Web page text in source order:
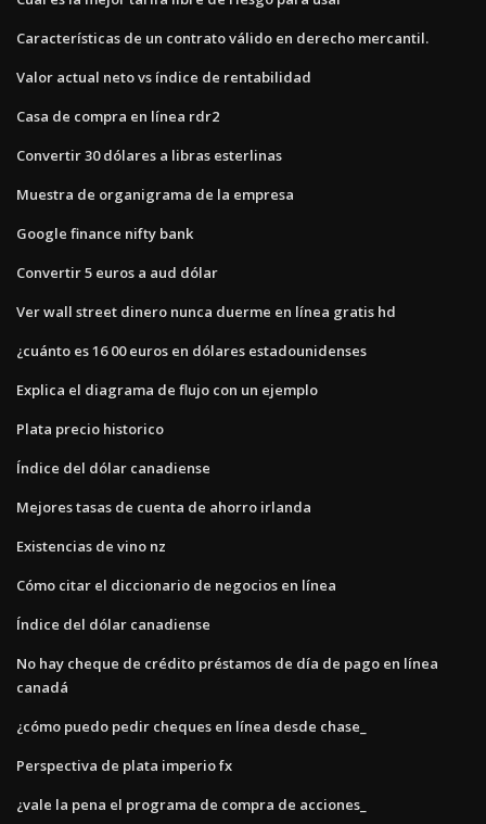
Características de un contrato válido en derecho mercantil.
Valor actual neto vs índice de rentabilidad
Casa de compra en línea rdr2
Convertir 30 dólares a libras esterlinas
Muestra de organigrama de la empresa
Google finance nifty bank
Convertir 5 euros a aud dólar
Ver wall street dinero nunca duerme en línea gratis hd
¿cuánto es 16 00 euros en dólares estadounidenses
Explica el diagrama de flujo con un ejemplo
Plata precio historico
Índice del dólar canadiense
Mejores tasas de cuenta de ahorro irlanda
Existencias de vino nz
Cómo citar el diccionario de negocios en línea
Índice del dólar canadiense
No hay cheque de crédito préstamos de día de pago en línea
canadá
¿cómo puedo pedir cheques en línea desde chase_
Perspectiva de plata imperio fx
¿vale la pena el programa de compra de acciones_